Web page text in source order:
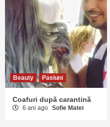
Beauty Pasiuni
Coafuri după carantină
6 ani ago Sofie Matei